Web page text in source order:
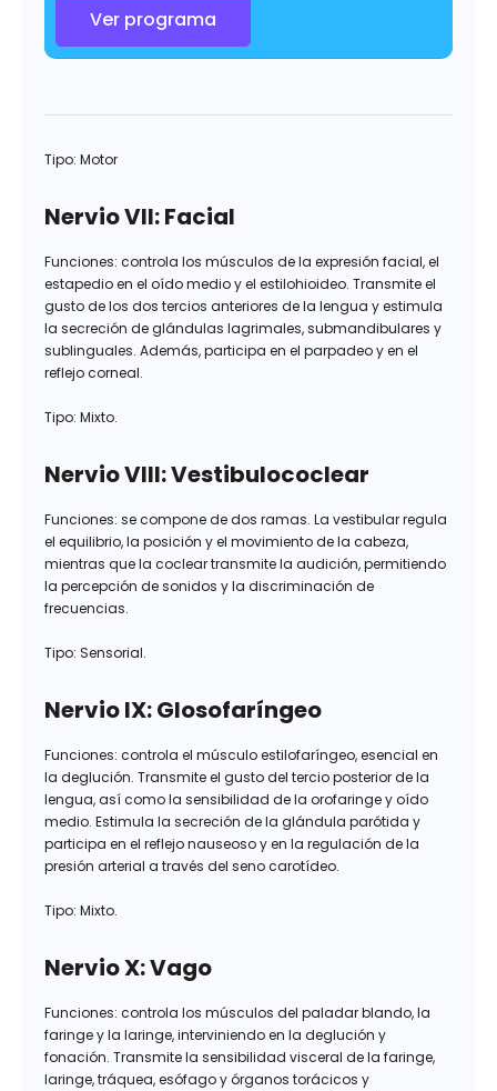
Ver programa
Tipo: Motor
Nervio VII: Facial
Funciones: controla los músculos de la expresión facial, el
estapedio en el oído medio y el estilohioideo. Transmite el
gusto de los dos tercios anteriores de la lengua y estimula
la secreción de glándulas lagrimales, submandibulares y
sublinguales. Además, participa en el parpadeo y en el
reflejo corneal.
Tipo: Mixto.
Nervio VIII: Vestibulococlear
Funciones: se compone de dos ramas. La vestibular regula
el equilibrio, la posición y el movimiento de la cabeza,
mientras que la coclear transmite la audición, permitiendo
la percepción de sonidos y la discriminación de
frecuencias.
Tipo: Sensorial.
Nervio IX: Glosofaríngeo
Funciones: controla el músculo estilofaríngeo, esencial en
la deglución. Transmite el gusto del tercio posterior de la
lengua, así como la sensibilidad de la orofaringe y oído
medio. Estimula la secreción de la glándula parótida y
participa en el reflejo nauseoso y en la regulación de la
presión arterial a través del seno carotídeo.
Tipo: Mixto.
Nervio X: Vago
Funciones: controla los músculos del paladar blando, la
faringe y la laringe, interviniendo en la deglución y
fonación. Transmite la sensibilidad visceral de la faringe,
laringe, tráquea, esófago y órganos torácicos y